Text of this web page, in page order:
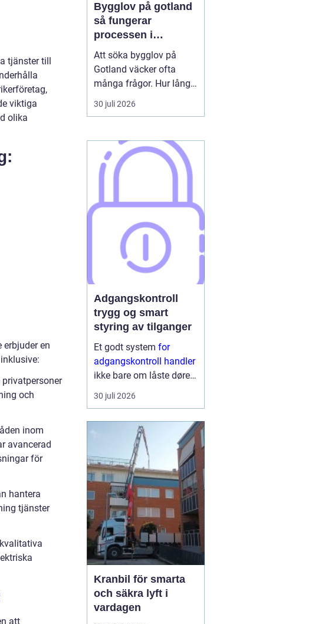
tjänster till
viktiga
olika
en
och
inom
avancerad
för
hantera
tjänster
att
Bygglov på gotland
så fungerar
processen i
praktiken
Att söka bygglov på
Gotland väcker ofta
många frågor. Hur lång
tid tar det? Vilka
handlingar behövs? Och
nära havet eller i Visbys
känsliga kulturmiljö? För
den som sällan har
kännas både ...
30 juli 2026
Adgangskontroll
trygg og smart
styring av tilganger
Et godt system for
adgangskontroll handler
ikke bare om låste dører.
Det handler om å ha
oversikt, kunne styre
sikre mennesker, verdier
og informasjon på en
ryddig måte. Moderne
lø...
30 juli 2026
Kranbil för smarta
och säkra lyft i
vardagen